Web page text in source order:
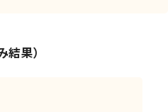
果）